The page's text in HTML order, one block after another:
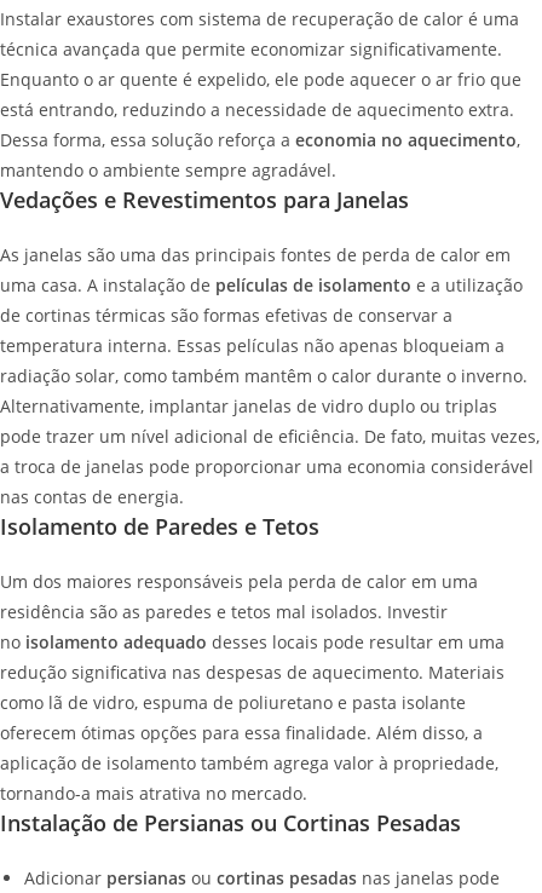
Instalar exaustores com sistema de recuperação de calor é uma
técnica avançada que permite economizar significativamente.
Enquanto o ar quente é expelido, ele pode aquecer o ar frio que
está entrando, reduzindo a necessidade de aquecimento extra.
Dessa forma, essa solução reforça a economia no aquecimento,
mantendo o ambiente sempre agradável.
Vedações e Revestimentos para Janelas
As janelas são uma das principais fontes de perda de calor em
uma casa. A instalação de películas de isolamento e a utilização
de cortinas térmicas são formas efetivas de conservar a
temperatura interna. Essas películas não apenas bloqueiam a
radiação solar, como também mantêm o calor durante o inverno.
Alternativamente, implantar janelas de vidro duplo ou triplas
pode trazer um nível adicional de eficiência. De fato, muitas vezes,
a troca de janelas pode proporcionar uma economia considerável
nas contas de energia.
Isolamento de Paredes e Tetos
Um dos maiores responsáveis pela perda de calor em uma
residência são as paredes e tetos mal isolados. Investir
no isolamento adequado desses locais pode resultar em uma
redução significativa nas despesas de aquecimento. Materiais
como lã de vidro, espuma de poliuretano e pasta isolante
oferecem ótimas opções para essa finalidade. Além disso, a
aplicação de isolamento também agrega valor à propriedade,
tornando-a mais atrativa no mercado.
Instalação de Persianas ou Cortinas Pesadas
Adicionar persianas ou cortinas pesadas nas janelas pode